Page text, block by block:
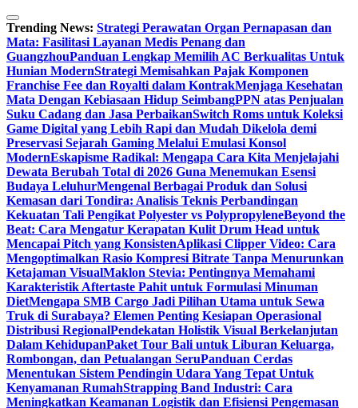
Skip
to
content
Trending News: Strategi Perawatan Organ Pernapasan dan
Mata: Fasilitasi Layanan Medis Penang dan
GuangzhouPanduan Lengkap Memilih AC Berkualitas Untuk
Hunian ModernStrategi Memisahkan Pajak Komponen
Franchise Fee dan Royalti dalam KontrakMenjaga Kesehatan
Mata Dengan Kebiasaan Hidup SeimbangPPN atas Penjualan
Suku Cadang dan Jasa PerbaikanSwitch Roms untuk Koleksi
Game Digital yang Lebih Rapi dan Mudah Dikelola demi
Preservasi Sejarah Gaming Melalui Emulasi Konsol
ModernEskapisme Radikal: Mengapa Cara Kita Menjelajahi
Dewata Berubah Total di 2026 Guna Menemukan Esensi
Budaya LeluhurMengenal Berbagai Produk dan Solusi
Kemasan dari Tondira: Analisis Teknis Perbandingan
Kekuatan Tali Pengikat Polyester vs PolypropyleneBeyond the
Beat: Cara Mengatur Kerapatan Kulit Drum Head untuk
Mencapai Pitch yang KonsistenAplikasi Clipper Video: Cara
Mengoptimalkan Rasio Kompresi Bitrate Tanpa Menurunkan
Ketajaman VisualMaklon Stevia: Pentingnya Memahami
Karakteristik Aftertaste Pahit untuk Formulasi Minuman
DietMengapa SMB Cargo Jadi Pilihan Utama untuk Sewa
Truk di Surabaya? Elemen Penting Kesiapan Operasional
Distribusi RegionalPendekatan Holistik Visual Berkelanjutan
Dalam KehidupanPaket Tour Bali untuk Liburan Keluarga,
Rombongan, dan Petualangan SeruPanduan Cerdas
Menentukan Sistem Pendingin Udara Yang Tepat Untuk
Kenyamanan RumahStrapping Band Industri: Cara
Meningkatkan Keamanan Logistik dan Efisiensi Pengemasan